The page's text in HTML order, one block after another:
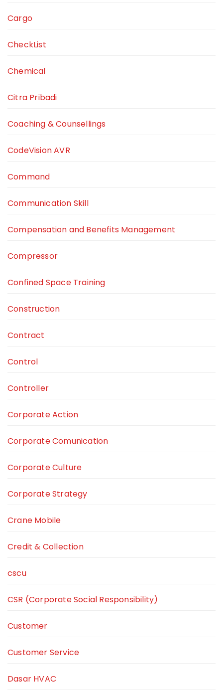
Cargo
CheckList
Chemical
Citra Pribadi
Coaching & Counsellings
CodeVision AVR
Command
Communication Skill
Compensation and Benefits Management
Compressor
Confined Space Training
Construction
Contract
Control
Controller
Corporate Action
Corporate Comunication
Corporate Culture
Corporate Strategy
Crane Mobile
Credit & Collection
cscu
CSR (Corporate Social Responsibility)
Customer
Customer Service
Dasar HVAC